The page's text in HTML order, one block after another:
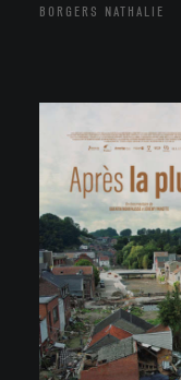
BORGERS NATHALIE